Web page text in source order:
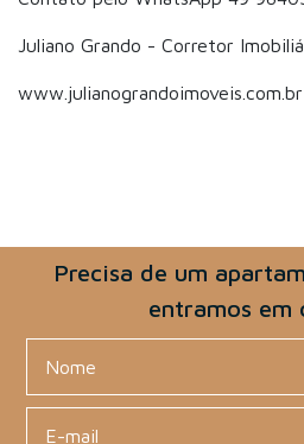
Juliano Grando - Corretor
www.julianograndoimoveis.com.br
Precisa de um
entramos em